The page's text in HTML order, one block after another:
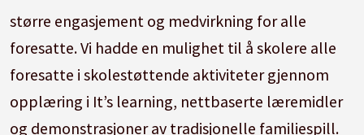
større engasjement og medvirkning for alle
foresatte. Vi hadde en mulighet til å skolere alle
foresatte i skolestøttende aktiviteter gjennom
opplæring i It’s learning, nettbaserte læremidler
og demonstrasjoner av tradisjonelle familiespill.